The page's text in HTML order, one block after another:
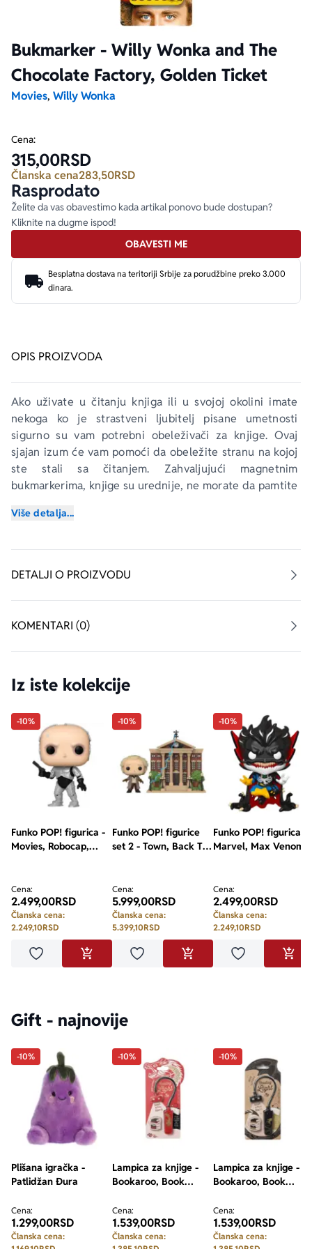
Bukmarker - Willy Wonka and The
Chocolate Factory, Golden Ticket
Movies, Willy Wonka
OPIS PROIZVODA
Ako uživate u čitanju knjiga ili u svojoj okolini imate
nekoga ko je strastveni ljubitelj pisane umetnosti
sigurno su vam potrebni obeleživači za knjige. Ovaj
sjajan izum će vam pomoći da obeležite stranu na kojoj
ste stali sa čitanjem. Zahvaljujući magnetnim
bukmarkerima, knjige su urednije, ne morate da pamtite
savijate stranicu i uništavate knjigu._x000D_
Dizajn je inspirisan divnim ilustracijama u bogatom
koloritu, odlikuju ga visokokvalitetna štampa, magnetno
pločicu. Idealan je poklon za sve ljubitelje knjiga i lepo
dizajniranih predmeta.
Više detalja...
DETALJI O PROIZVODU
KOMENTARI (0)
Cena:
315,00RSD
Članska cena283,50RSD
Rasprodato
Želite da vas obavestimo kada artikal ponovo bude dostupan?
Kliknite na dugme ispod!
OBAVESTI ME
Besplatna dostava na teritoriji Srbije za porudžbine preko 3.000
dinara.
Iz iste kolekcije
-10%
Funko POP! figurica -
Movies, Robocap,
Cena:
2.499,00RSD
Članska cena:
2.249,10RSD
Dodaj u omiljeneDODAJ U KORPU
-10%
Funko POP! figurice
set 2 - Town, Back To
Cena:
5.999,00RSD
Članska cena:
5.399,10RSD
Dodaj u omiljeneDODAJ U KORPU
-10%
Funko POP! figurica -
Marvel, Max Venom,
Cena:
2.499,00RSD
Članska cena:
2.249,10RSD
Dodaj u
Gift - najnovije
-10%
Plišana igračka -
Patlidžan Đura
Cena:
1.299,00RSD
Članska cena:
-10%
Lampica za knjige -
Bookaroo, Book
Dragon
Cena:
1.539,00RSD
Članska cena:
-10%
Lampica za knjige -
Bookaroo, Book
Cena:
1.539,00RSD
Članska cena:
Za poklon
Autori
Lični razvoj i popularna psihologija
Dejan Tiago-Stanković
Harlan Koben